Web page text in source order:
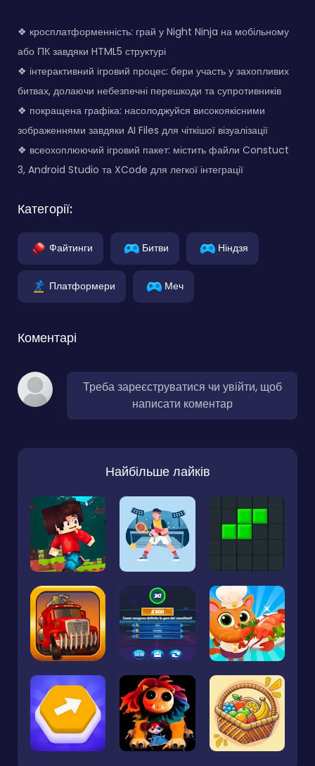
❖ кросплатформенність: грай у Night Ninja на мобільному
або ПК завдяки HTML5 структурі
❖ інтерактивний ігровий процес: бери участь у захопливих
битвах, долаючи небезпечні перешкоди та супротивників
❖ покращена графіка: насолоджуйся високоякісними
зображеннями завдяки AI Files для чіткішої візуалізації
❖ всеохоплюючий ігровий пакет: містить файли Constuct
3, Android Studio та XCode для легкої інтеграції
Категорії:
Файтинги Битви Ніндзя
Платформери Меч
Коментарі
Треба зареєструватися чи увійти, щоб
написати коментар
Найбільше лайків